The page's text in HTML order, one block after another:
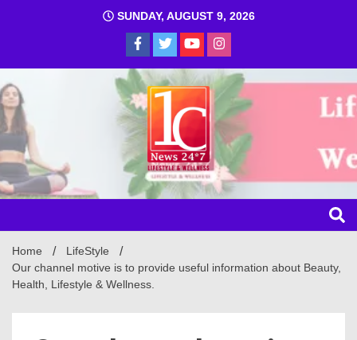
SUNDAY, AUGUST 9, 2026
1C
Home
LifeStyle
Our channel motive is to provide useful information about Beauty,
Health, Lifestyle & Wellness.